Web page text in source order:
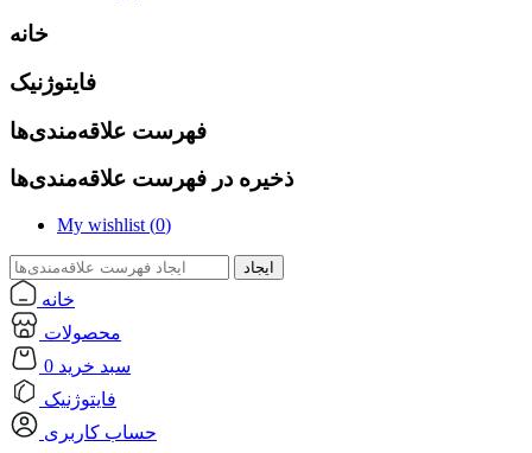
خانه
فایتوژنیک
فهرست علاقه‌مندی‌ها
ذخیره در فهرست علاقه‌مندی‌ها
My wishlist (0)
ایجاد
خانه
محصولات
سبد خرید 0
فایتوژنیک
حساب کاربری